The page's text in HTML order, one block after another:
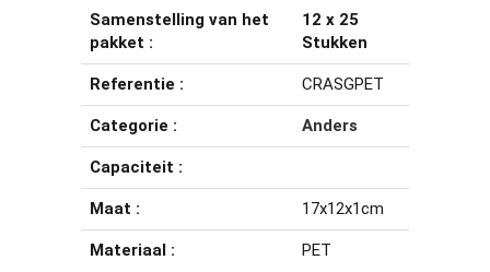
Samenstelling van het
pakket :
12 x 25
Stukken
Referentie : CRASGPET
Categorie : Anders
Capaciteit :
Maat : 17x12x1cm
Materiaal : PET